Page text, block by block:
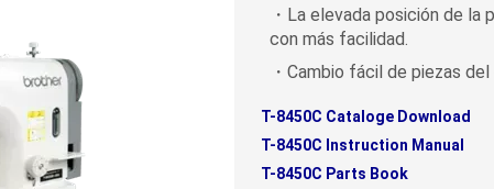
・La elevada posición de la
con más facilidad.
・Cambio fácil de piezas del
T-8450C Cataloge Download
T-8450C Instruction Manual
T-8450C Parts Book